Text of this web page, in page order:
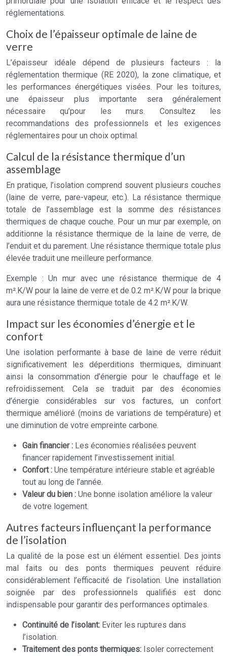
réglementations.
Choix de l’épaisseur optimale de laine de
verre
L’épaisseur idéale dépend de plusieurs facteurs : la
réglementation thermique (RE 2020), la zone climatique, et
les performances énergétiques visées. Pour les toitures,
une épaisseur plus importante sera généralement
nécessaire qu’pour les murs. Consultez les
recommandations des professionnels et les exigences
réglementaires pour un choix optimal.
Calcul de la résistance thermique d’un
assemblage
En pratique, l’isolation comprend souvent plusieurs couches
(laine de verre, pare-vapeur, etc.). La résistance thermique
totale de l’assemblage est la somme des résistances
thermiques de chaque couche. Pour un mur par exemple, on
additionne la résistance thermique de la laine de verre, de
l’enduit et du parement. Une résistance thermique totale plus
élevée traduit une meilleure performance.
Exemple : Un mur avec une résistance thermique de 4
m².K/W pour la laine de verre et de 0.2 m².K/W pour la brique
aura une résistance thermique totale de 4.2 m².K/W.
Impact sur les économies d’énergie et le
confort
Une isolation performante à base de laine de verre réduit
significativement les déperditions thermiques, diminuant
ainsi la consommation d’énergie pour le chauffage et le
refroidissement. Cela se traduit par des économies
d’énergie considérables sur vos factures, un confort
thermique amélioré (moins de variations de température) et
une diminution de votre empreinte carbone.
Gain financier : Les économies réalisées peuvent
financer rapidement l’investissement initial.
Confort : Une température intérieure stable et agréable
tout au long de l’année.
Valeur du bien : Une bonne isolation améliore la valeur
de votre logement.
Autres facteurs influençant la performance
de l’isolation
La qualité de la pose est un élément essentiel. Des joints
mal faits ou des ponts thermiques peuvent réduire
considérablement l’efficacité de l’isolation. Une installation
soignée par des professionnels qualifiés est donc
indispensable pour garantir des performances optimales.
Continuité de l’isolant: Eviter les ruptures dans
l’isolation.
Traitement des ponts thermiques: Isoler correctement